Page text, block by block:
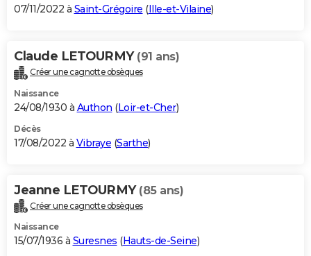
07/11/2022 à Saint-Grégoire (Ille-et-Vilaine)
Claude LETOURMY (91 ans)
Créer une cagnotte obsèques
Naissance
24/08/1930 à Authon (Loir-et-Cher)
Décès
17/08/2022 à Vibraye (Sarthe)
Jeanne LETOURMY (85 ans)
Créer une cagnotte obsèques
Naissance
15/07/1936 à Suresnes (Hauts-de-Seine)